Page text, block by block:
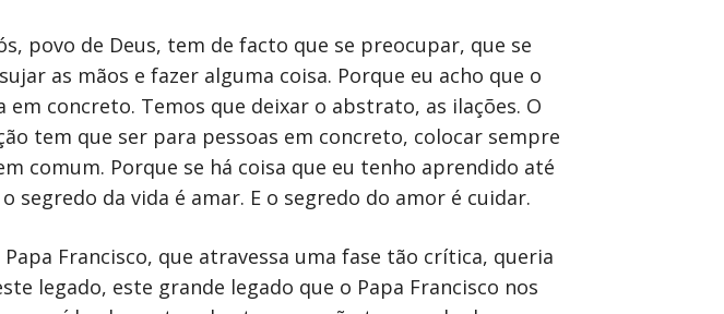
povo de Deus, tem de facto que se preocupar, que se
as mãos e fazer alguma coisa. Porque eu acho que o
concreto. Temos que deixar o abstrato, as ilações. O
tem que ser para pessoas em concreto, colocar sempre
comum. Porque se há coisa que eu tenho aprendido até
da vida é amar. E o segredo do amor é cuidar.
Francisco, que atravessa uma fase tão crítica, queria
legado, este grande legado que o Papa Francisco nos